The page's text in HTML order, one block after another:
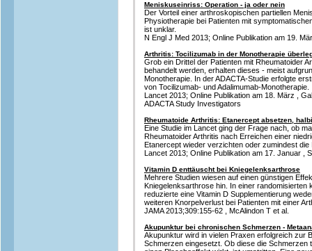
Meniskuseinriss: Operation - ja oder nein
Der Vorteil einer arthroskopischen partiellen
Physiotherapie bei Patienten mit
ist unklar.
N Engl J Med 2013; Online Publikation am 19.
Arthritis: Tocilizumab in der Monotherapie
Grob ein Drittel der Patienten mit Rheumatoider
behandelt werden, erhalten dieses - meist
Monotherapie. In der ADACTA-Studie erfolgte
von Tocilizumab- und Adalimumab-Monotherapie.
Lancet 2013; Online Publikation am 18. März ,
ADACTA Study Investigators
Rheumatoide Arthritis: Etanercept absetzen,
Eine Studie im Lancet ging der Frage nach, ob
Rheumatoider Arthritis nach Erreichen einer
Etanercept wieder verzichten oder zumindest
Lancet 2013; Online Publikation am 17. Januar ,
Vitamin D enttäuscht bei Kniegelenksarthrose
Mehrere Studien wiesen auf einen günstigen
Kniegelenksarthrose hin. In einer randomisierten
reduzierte eine Vitamin D Supplementierung
weiteren Knorpelverlust bei Patienten mit einer
JAMA 2013;309:155-62 , McAlindon T et al.
Akupunktur bei chronischen Schmerzen -
Akupunktur wird in vielen Praxen erfolgreich zur
Schmerzen eingesetzt. Ob diese die Schmerzen